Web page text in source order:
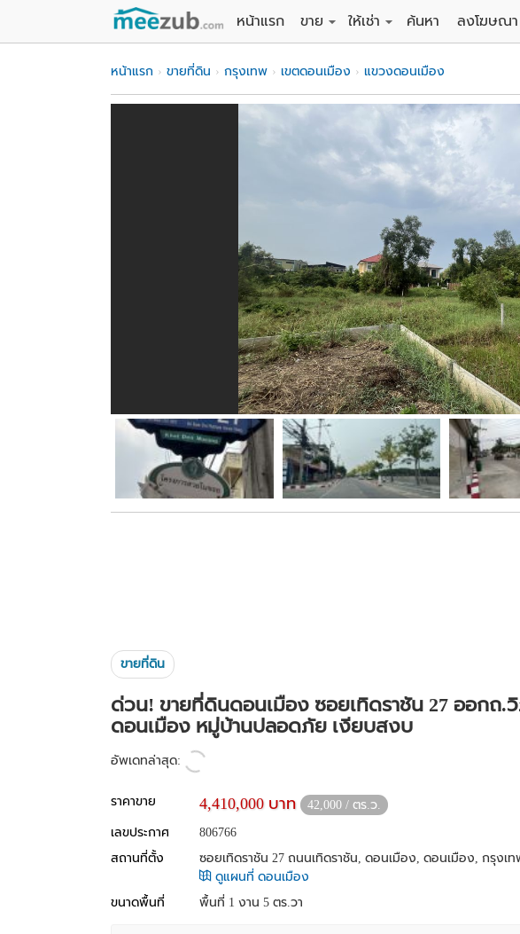
หน้าแรก
ขาย
ขายบ้าน
ขายคอนโด
ขายอพาร์ทเม้นท์ / โรงแรม
ขายอาคารพาณิชย์ / สำนักงาน
ขายโรงงาน / โกดัง
ให้เช่า
ให้เช่าบ้าน
ให้เช่าคอนโด
ให้เช่าทาวน์เฮาส์
ให้เช่าอพาร์ทเม้นท์ / โรงแรม
ให้เช่าอาคารพาณิชย์ / สำนักง
ให้เช่าโรงงาน / โกดัง
ค้นหา ลงโฆษณา
หน้าแรก ขายที่ดิน กรุงเทพ เขตดอนเมือง แขวงดอนเมือง
ขายที่ดิน
ด่วน! ขายที่ดินดอนเมือง ซอยเทิดราชัน 27 ออกถ.
ดอนเมือง หมู่บ้านปลอดภัย เงียบสงบ
อัพเดทล่าสุด:
ราคาขาย 4,410,000 บาท 42,000 / ตร.ว.
เลขประกาศ
806766
สถานที่ตั้ง
ซอยเทิดราชัน 27 ถนนเทิดราชัน, ดอนเมือง, ดอนเมือง, กรุงเ
ดูแผนที่ ดอนเมือง
ขนาดพื้นที่
พื้นที่ 1 งาน 5 ตร.วา